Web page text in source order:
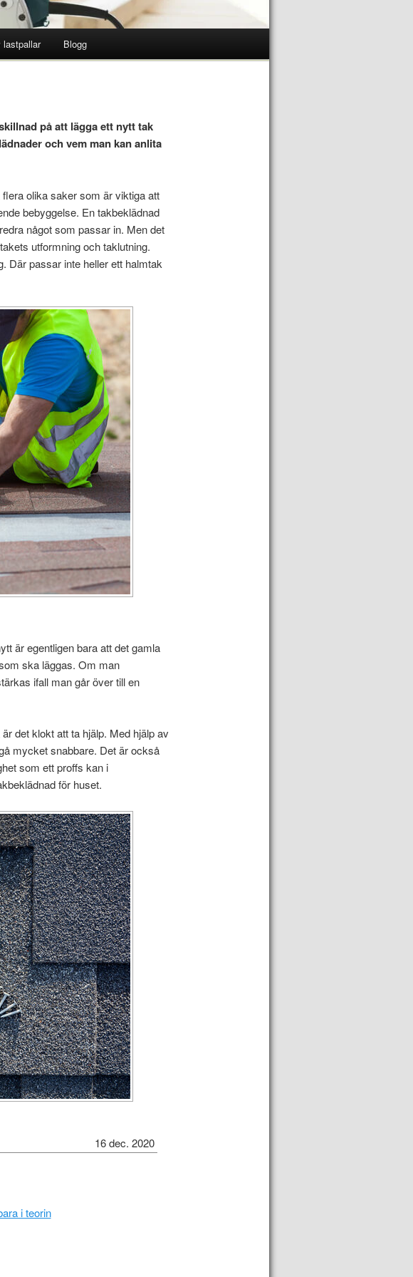
lastpallar Blogg
på att lägga ett nytt tak
och vem man kan anlita
olika saker som är viktiga att
bebyggelse. En takbeklädnad
något som passar in. Men det
utformning och taklutning.
Där passar inte heller ett halmtak
är egentligen bara att det gamla
ska läggas. Om man
ifall man går över till en
det klokt att ta hjälp. Med hjälp av
mycket snabbare. Det är också
som ett proffs kan i
för huset.
16 dec. 2020
i teorin